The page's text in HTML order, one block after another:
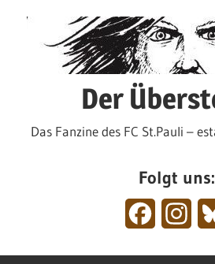
Der
Das Fanzine des FC St.Pauli –
Folgt uns:
Facebook